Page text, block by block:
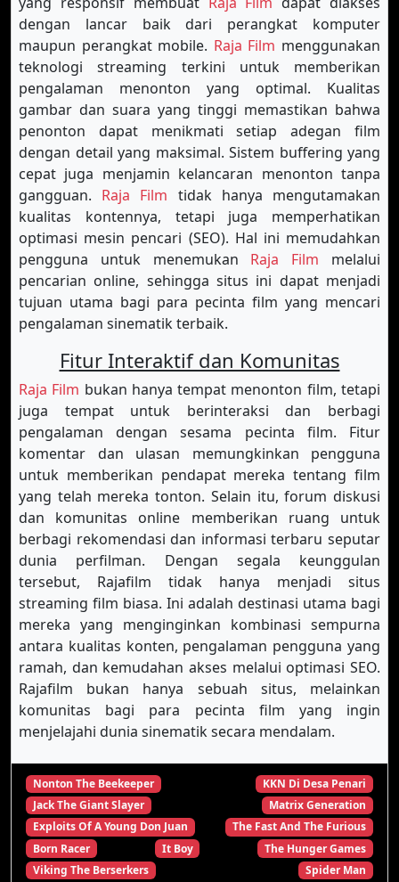
dengan lancar baik dari perangkat komputer
maupun perangkat mobile. Raja Film menggunakan
teknologi streaming terkini untuk memberikan
pengalaman menonton yang optimal. Kualitas
gambar dan suara yang tinggi memastikan bahwa
penonton dapat menikmati setiap adegan film
dengan detail yang maksimal. Sistem buffering yang
cepat juga menjamin kelancaran menonton tanpa
gangguan. Raja Film tidak hanya mengutamakan
kualitas kontennya, tetapi juga memperhatikan
optimasi mesin pencari (SEO). Hal ini memudahkan
pengguna untuk menemukan Raja Film melalui
pencarian online, sehingga situs ini dapat menjadi
tujuan utama bagi para pecinta film yang mencari
pengalaman sinematik terbaik.
Fitur Interaktif dan Komunitas
Raja Film bukan hanya tempat menonton film, tetapi
juga tempat untuk berinteraksi dan berbagi
pengalaman dengan sesama pecinta film. Fitur
komentar dan ulasan memungkinkan pengguna
untuk memberikan pendapat mereka tentang film
yang telah mereka tonton. Selain itu, forum diskusi
dan komunitas online memberikan ruang untuk
berbagi rekomendasi dan informasi terbaru seputar
dunia perfilman. Dengan segala keunggulan
tersebut, Rajafilm tidak hanya menjadi situs
streaming film biasa. Ini adalah destinasi utama bagi
mereka yang menginginkan kombinasi sempurna
antara kualitas konten, pengalaman pengguna yang
ramah, dan kemudahan akses melalui optimasi SEO.
Rajafilm bukan hanya sebuah situs, melainkan
komunitas bagi para pecinta film yang ingin
menjelajahi dunia sinematik secara mendalam.
Nonton The Beekeeper
KKN Di Desa Penari
Jack The Giant Slayer
Matrix Generation
Exploits Of A Young Don Juan
The Fast And The Furious
Born Racer
It Boy
The Hunger Games
Viking The Berserkers
Spider Man